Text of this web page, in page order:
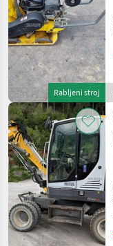
Rabljeni stroj